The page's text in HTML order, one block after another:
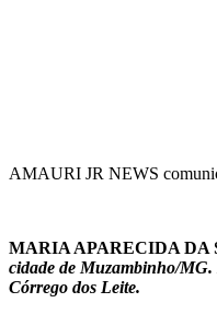
AMAURI JR NEWS
MARIA APARECIDA DA
cidade de Muzambinho/
Córrego dos Leite.